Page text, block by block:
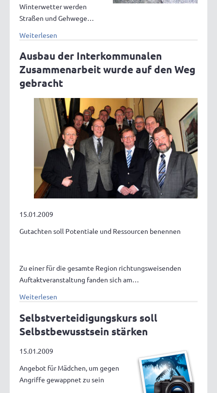
Winterwetter werden
Straßen und Gehwege…
Weiterlesen
Ausbau der Interkommunalen
Zusammenarbeit wurde auf den Weg
gebracht
15.01.2009
Gutachten soll Potentiale und Ressourcen benennen
Zu einer für die gesamte Region richtungsweisenden
Auftaktveranstaltung fanden sich am…
Weiterlesen
Selbstverteidigungskurs soll
Selbstbewusstsein stärken
15.01.2009
Angebot für Mädchen, um gegen
Angriffe gewappnet zu sein